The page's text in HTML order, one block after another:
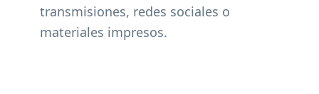
transmisiones, redes sociales o
materiales impresos.